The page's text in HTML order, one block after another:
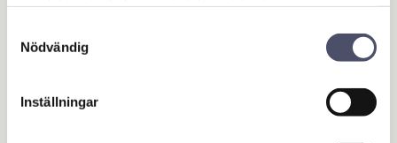
Nödvändig
Inställningar
Elanslutning 12 V DC
Slang avtapp 3/4"